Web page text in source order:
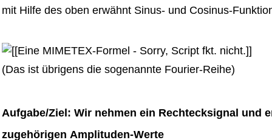
mit Hilfe des oben erwähnt Sinus- und Cosinus-
(Das ist übrigens die sogenannte Fourier-Reihe)
Aufgabe/Ziel: Wir nehmen ein Rechtecksignal und
zugehörigen Amplituden-Werte